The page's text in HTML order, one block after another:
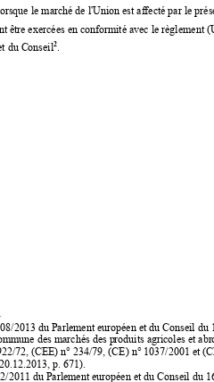
que le marché de l'Union est affecté par le
être exercées en conformité avec le règlement
du Conseil2.
2013 du Parlement européen et du Conseil du
mmune des marchés des produits agricoles et abr
72, (CEE) n° 234/79, (CE) n° 1037/2001 et
p. 671).
2011 du Parlement européen et du Conseil du